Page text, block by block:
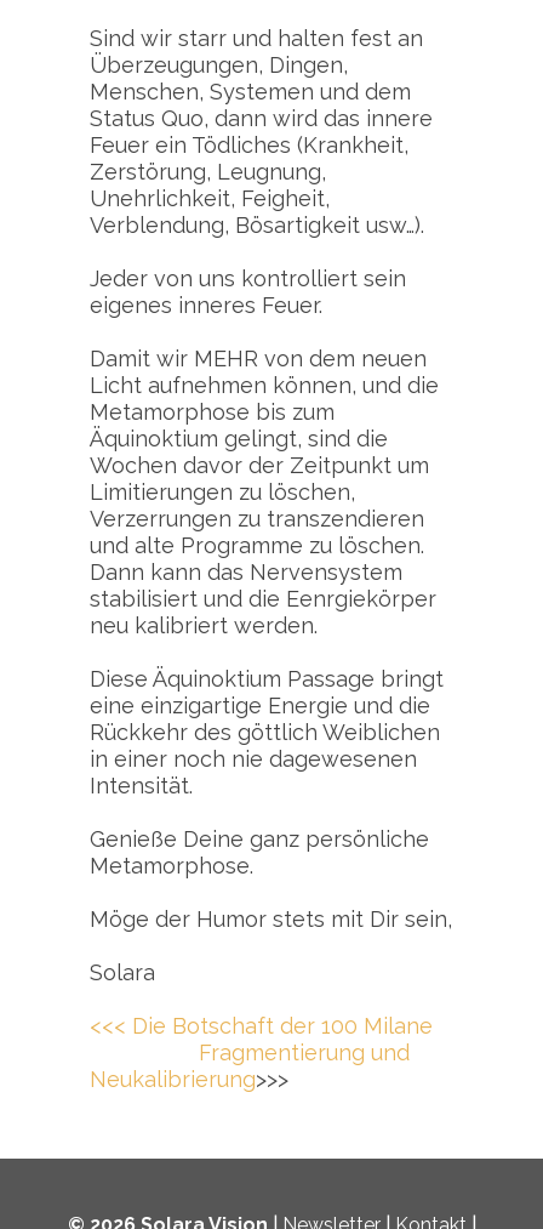
Sind wir starr und halten fest an
Überzeugungen, Dingen,
Menschen, Systemen und dem
Status Quo, dann wird das innere
Feuer ein Tödliches (Krankheit,
Zerstörung, Leugnung,
Unehrlichkeit, Feigheit,
Verblendung, Bösartigkeit usw…).
Jeder von uns kontrolliert sein
eigenes inneres Feuer.
Damit wir MEHR von dem neuen
Licht aufnehmen können, und die
Metamorphose bis zum
Äquinoktium gelingt, sind die
Wochen davor der Zeitpunkt um
Limitierungen zu löschen,
Verzerrungen zu transzendieren
und alte Programme zu löschen.
Dann kann das Nervensystem
stabilisiert und die Eenrgiekörper
neu kalibriert werden.
Diese Äquinoktium Passage bringt
eine einzigartige Energie und die
Rückkehr des göttlich Weiblichen
in einer noch nie dagewesenen
Intensität.
Genieße Deine ganz persönliche
Metamorphose.
Möge der Humor stets mit Dir sein,
Solara
<<< Die Botschaft der 100 Milane
Fragmentierung und
Neukalibrierung>>>